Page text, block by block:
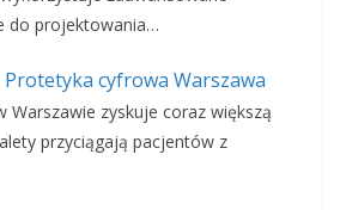
do projektowania…
Protetyka cyfrowa Warszawa
Warszawie zyskuje coraz większą
przyciągają pacjentów z